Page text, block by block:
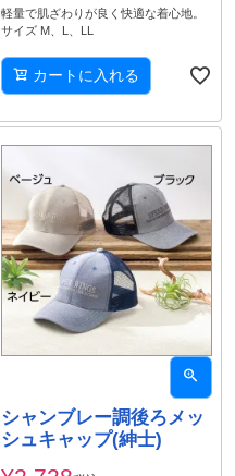
軽量で肌ざわりが良く快適な着心地。
サイズ M、L、LL
カートに入れる
シャンブレー調後ろメッ
シュキャップ(紳士)